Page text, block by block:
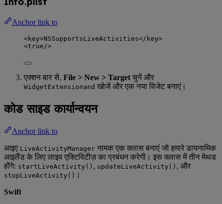
Anchor link to
<key>NSSupportsLiveActivities</ key>
<true/>
एक्शन बार से, File > New > Target चुनें और
WidgetExtensionand खोजें और एक नया विजेट बनाएं।
कोड साइड कार्यान्वयन
Anchor link to
आइए LiveActivityManager नामक एक क्लास बनाएं जो हमारे डायनामिक
आइलैंड के लिए लाइव एक्टिविटीज़ का प्रबंधन करेगी। इस क्लास में तीन मेथड
होंगे: startLiveActivity() , updateLiveActivity() , और
stopLiveActivity() ।
Swift